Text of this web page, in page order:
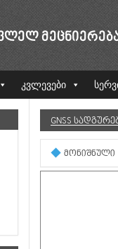
კვლევები
GNSS
ᲛᲝᲜᲘᲨᲜᲣᲚᲘ